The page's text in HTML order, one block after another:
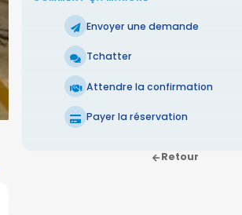
Envoyer une demande
Tchatter
Attendre la confirmation
Payer la réservation
Retour